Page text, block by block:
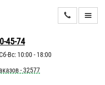
45-74
Вс: 10:00 - 18:00
- 32577